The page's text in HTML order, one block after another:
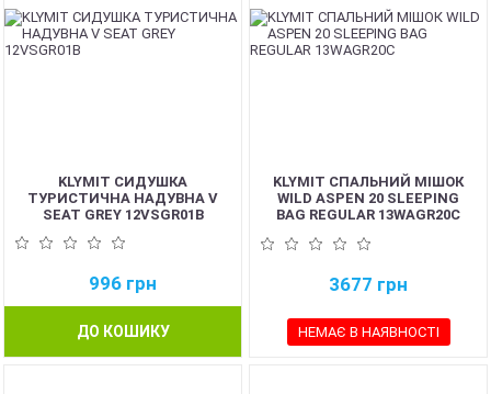
KLYMIT СИДУШКА
ТУРИСТИЧНА НАДУВНА V
SEAT GREY 12VSGR01B
996 грн
ДО КОШИКУ
KLYMIT СПАЛЬНИЙ МІШОК
WILD ASPEN 20 SLEEPING
BAG REGULAR 13WAGR20C
3677 грн
НЕМАЄ В НАЯВНОСТІ